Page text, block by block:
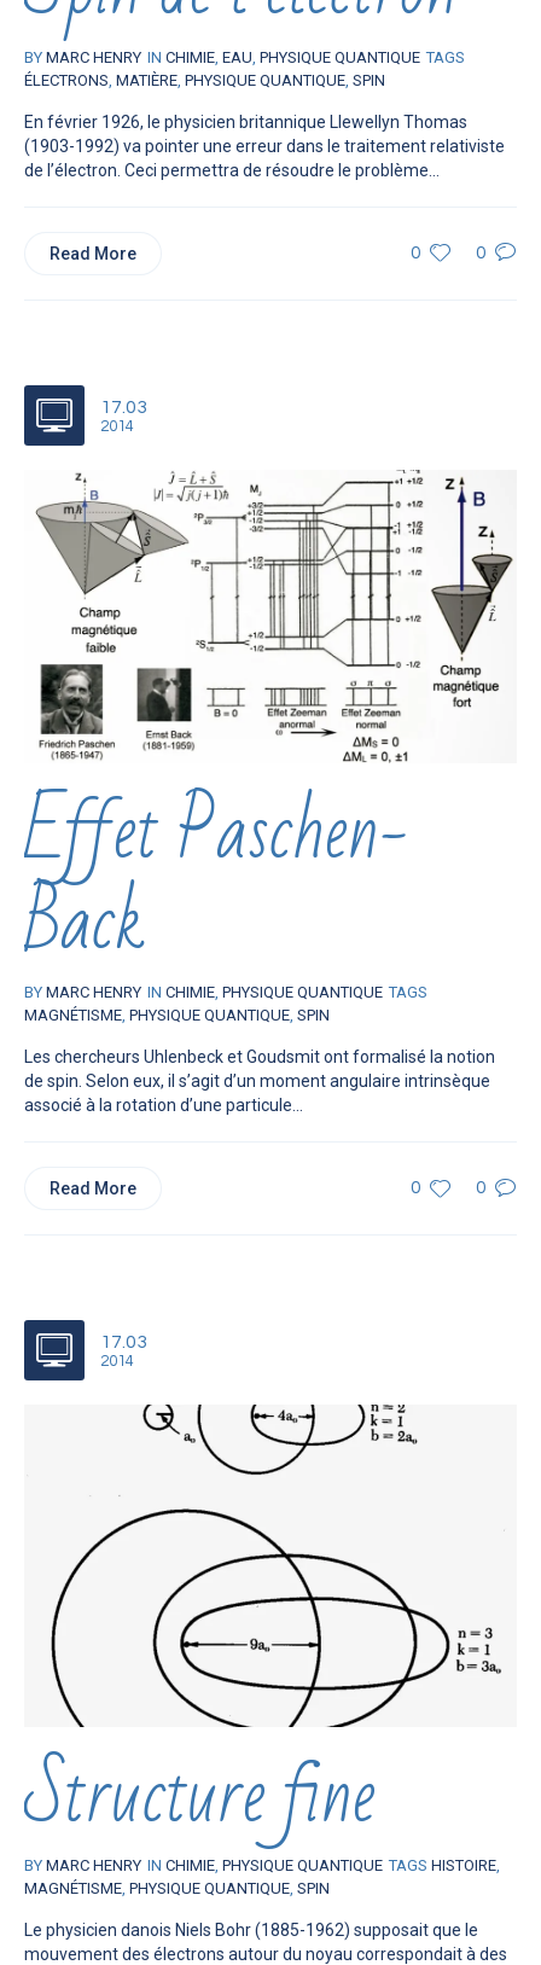
BY MARC HENRY IN CHIMIE EAU PHYSIQUE QUANTIQUE TAGS
ÉLECTRONS MATIÈRE PHYSIQUE QUANTIQUE SPIN
En février 1926, le physicien britannique Llewellyn Thomas
(1903-1992) va pointer une erreur dans le traitement relativiste
de l’électron. Ceci permettra de résoudre le problème...
0 0
Read More
17.03
2014
Effet Paschen-
Back
BY MARC HENRY IN CHIMIE, PHYSIQUE QUANTIQUE TAGS
MAGNÉTISME, PHYSIQUE QUANTIQUE, SPIN
Les chercheurs Uhlenbeck et Goudsmit ont formalisé la notion
de spin. Selon eux, il s’agit d’un moment angulaire intrinsèque
associé à la rotation d’une particule...
0 0
Read More
17.03
2014
Structure fine
BY MARC HENRY IN CHIMIE PHYSIQUE QUANTIQUE TAGS HISTOIRE
MAGNÉTISME PHYSIQUE QUANTIQUE SPIN
Le physicien danois Niels Bohr (1885-1962) supposait que le
mouvement des électrons autour du noyau correspondait à des